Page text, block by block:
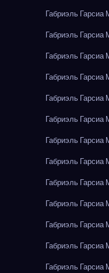
Габриэль
Габриэль
Габриэль
Габриэль
Габриэль
Габриэль
Габриэль
Габриэль
Габриэль
Габриэль
Габриэль
Габриэль
Габриэль